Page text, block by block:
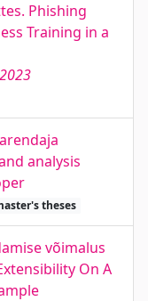
Phishing
Training in a
analysis
theses
võimalus
On A